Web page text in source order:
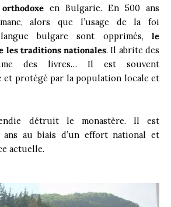
en Bulgarie. En 500 ans
alors que l’usage de la foi
bulgare sont opprimés, le
les traditions nationales. Il abrite des
des livres… Il est souvent
protégé par la population locale et
détruit le monastère. Il est
au biais d’un effort national et
actuelle.